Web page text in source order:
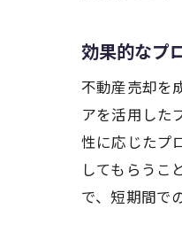
効果的なプ
不動産売却を
アを活用した
性に応じたプ
してもらうこ
で、短期間で